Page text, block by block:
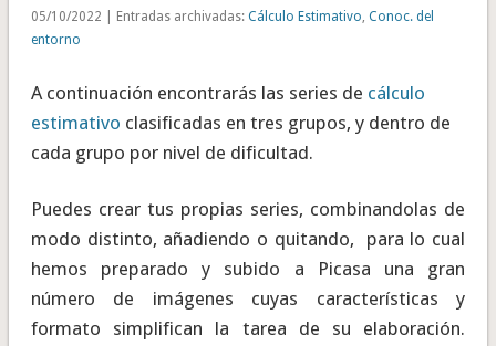
05/10/2022 | Entradas archivadas: Cálculo Estimativo, Conoc. del
entorno
A continuación encontrarás las series de cálculo
estimativo clasificadas en tres grupos, y dentro de
cada grupo por nivel de dificultad.
Puedes crear tus propias series, combinandolas de
modo distinto, añadiendo o quitando, para lo cual
hemos preparado y subido a Picasa una gran
número de imágenes cuyas características y
formato simplifican la tarea de su elaboración.